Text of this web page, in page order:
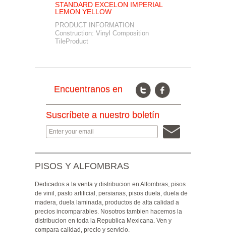
STANDARD EXCELON IMPERIAL
LEMON YELLOW
PRODUCT INFORMATION
Construction: Vinyl Composition
TileProduct
Encuentranos en
Suscríbete a nuestro boletín
PISOS Y ALFOMBRAS
Dedicados a la venta y distribucion en Alfombras, pisos
de vinil, pasto artificial, persianas, pisos duela, duela de
madera, duela laminada, productos de alta calidad a
precios incomparables. Nosotros tambien hacemos la
distribucion en toda la Republica Mexicana. Ven y
compara calidad, precio y servicio.